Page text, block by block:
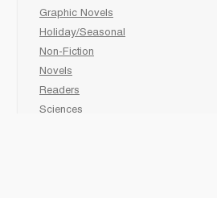
Graphic Novels
Holiday/Seasonal
Non-Fiction
Novels
Readers
Sciences